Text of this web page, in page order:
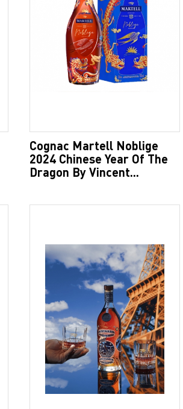
Cognac Martell Noblige
2024 Chinese Year Of The
Dragon By Vincent...